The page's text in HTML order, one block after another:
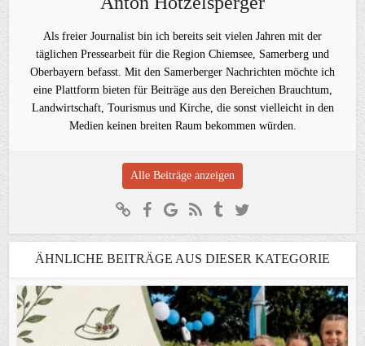
Als freier Journalist bin ich bereits seit vielen Jahren mit der
täglichen Pressearbeit für die Region Chiemsee, Samerberg und
Oberbayern befasst. Mit den Samerberger Nachrichten möchte ich
eine Plattform bieten für Beiträge aus den Bereichen Brauchtum,
Landwirtschaft, Tourismus und Kirche, die sonst vielleicht in den
Medien keinen breiten Raum bekommen würden.
Alle Beiträge anzeigen
ÄHNLICHE BEITRÄGE AUS DIESER KATEGORIE